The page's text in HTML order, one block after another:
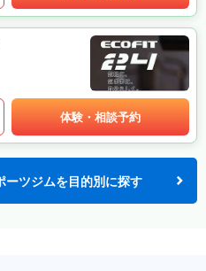
体験・相談予約
ーツジムを目的別に探す